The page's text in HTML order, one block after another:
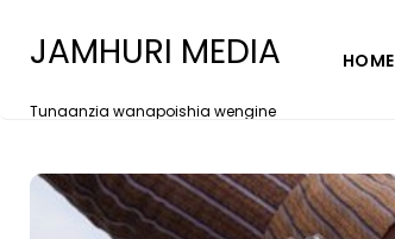
JAMHURI MEDIA
Tunaanzia wanapoishia wengine
HOME